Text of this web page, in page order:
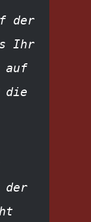
der
Ihr
auf
die
der